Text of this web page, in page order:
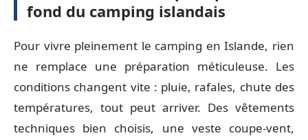
fond du camping islandais
Pour vivre pleinement le camping en Islande, rien
ne remplace une préparation méticuleuse. Les
conditions changent vite : pluie, rafales, chute des
températures, tout peut arriver. Des vêtements
techniques bien choisis, une veste coupe-vent,